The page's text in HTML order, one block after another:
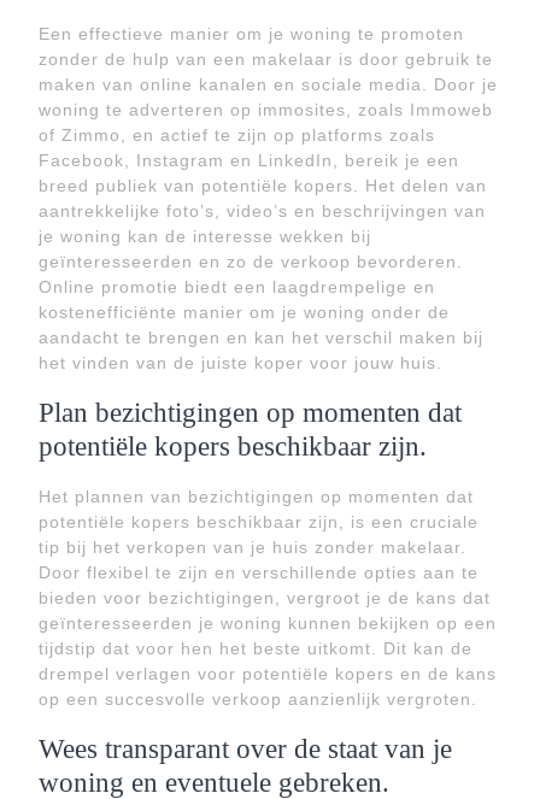
Een effectieve manier om je woning te promoten
zonder de hulp van een makelaar is door gebruik te
maken van online kanalen en sociale media. Door je
woning te adverteren op immosites, zoals Immoweb
of Zimmo, en actief te zijn op platforms zoals
Facebook, Instagram en LinkedIn, bereik je een
breed publiek van potentiële kopers. Het delen van
aantrekkelijke foto’s, video’s en beschrijvingen van
je woning kan de interesse wekken bij
geïnteresseerden en zo de verkoop bevorderen.
Online promotie biedt een laagdrempelige en
kostenefficiënte manier om je woning onder de
aandacht te brengen en kan het verschil maken bij
het vinden van de juiste koper voor jouw huis.
Plan bezichtigingen op momenten dat
potentiële kopers beschikbaar zijn.
Het plannen van bezichtigingen op momenten dat
potentiële kopers beschikbaar zijn, is een cruciale
tip bij het verkopen van je huis zonder makelaar.
Door flexibel te zijn en verschillende opties aan te
bieden voor bezichtigingen, vergroot je de kans dat
geïnteresseerden je woning kunnen bekijken op een
tijdstip dat voor hen het beste uitkomt. Dit kan de
drempel verlagen voor potentiële kopers en de kans
op een succesvolle verkoop aanzienlijk vergroten.
Wees transparant over de staat van je
woning en eventuele gebreken.